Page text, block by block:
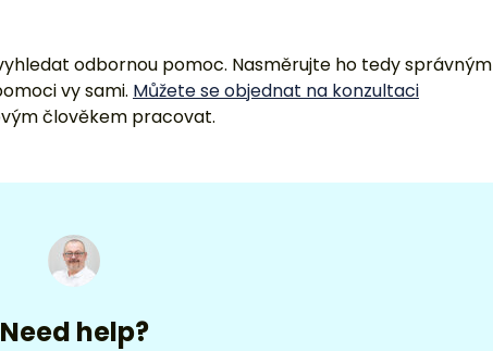
odbornou pomoc. Nasměrujte ho tedy správným
vy sami. Můžete se objednat na konzultaci
člověkem pracovat.
Need help?